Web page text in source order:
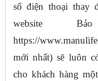
số điện thoại thay
website
https://
mới nhất) sẽ luôn
cho khách hàng